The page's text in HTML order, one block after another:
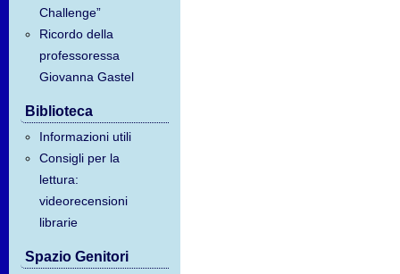
Challenge”
Ricordo della
professoressa
Giovanna Gastel
Biblioteca
Informazioni utili
Consigli per la
lettura:
videorecensioni
librarie
Spazio Genitori